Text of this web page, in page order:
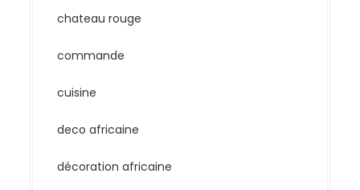
chateau rouge
commande
cuisine
deco africaine
décoration africaine